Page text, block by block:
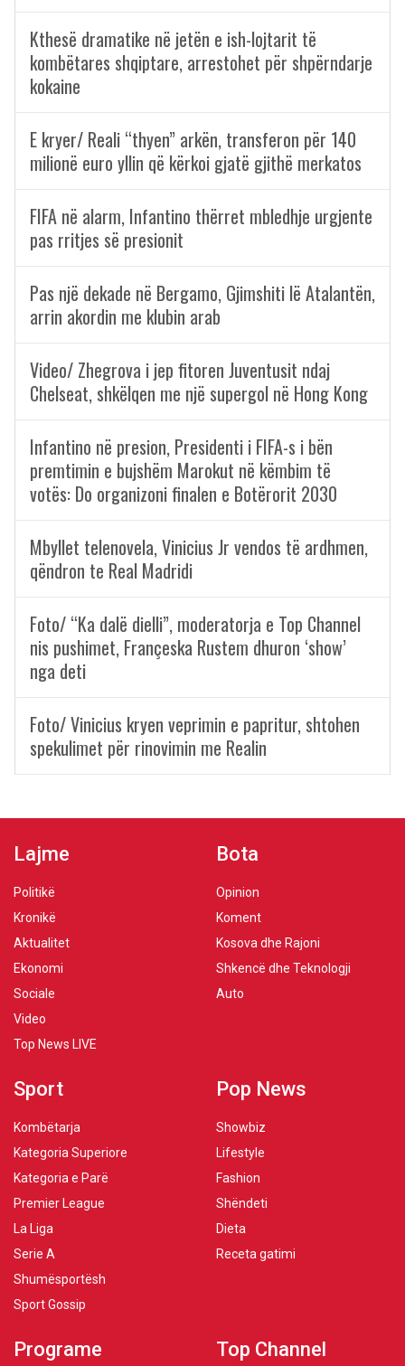
Kthesë dramatike në jetën e ish-lojtarit të
kombëtares shqiptare, arrestohet për shpërndarje
kokaine
E kryer/ Reali “thyen” arkën, transferon për 140
milionë euro yllin që kërkoi gjatë gjithë merkatos
FIFA në alarm, Infantino thërret mbledhje urgjente
pas rritjes së presionit
Pas një dekade në Bergamo, Gjimshiti lë Atalantën,
arrin akordin me klubin arab
Video/ Zhegrova i jep fitoren Juventusit ndaj
Chelseat, shkëlqen me një supergol në Hong Kong
Infantino në presion, Presidenti i FIFA-s i bën
premtimin e bujshëm Marokut në këmbim të
votës: Do organizoni finalen e Botërorit 2030
Mbyllet telenovela, Vinicius Jr vendos të ardhmen,
qëndron te Real Madridi
Foto/ “Ka dalë dielli”, moderatorja e Top Channel
nis pushimet, Françeska Rustem dhuron ‘show’
nga deti
Foto/ Vinicius kryen veprimin e papritur, shtohen
spekulimet për rinovimin me Realin
Lajme
Politikë
Kronikë
Aktualitet
Ekonomi
Sociale
Video
Top News LIVE
Bota
Opinion
Koment
Kosova dhe Rajoni
Shkencë dhe Teknologji
Auto
Sport
Kombëtarja
Kategoria Superiore
Kategoria e Parë
Premier League
La Liga
Serie A
Shumësportësh
Sport Gossip
Pop News
Showbiz
Lifestyle
Fashion
Shëndeti
Dieta
Receta gatimi
Programe Top Channel